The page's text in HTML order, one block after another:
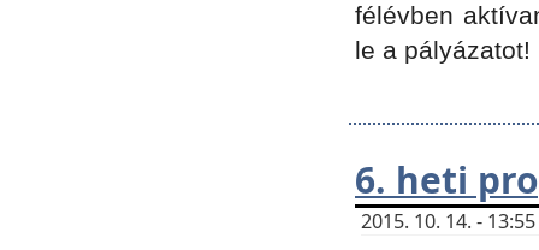
félévben
le a pályázatot!
6. heti
2015. 10. 14. -